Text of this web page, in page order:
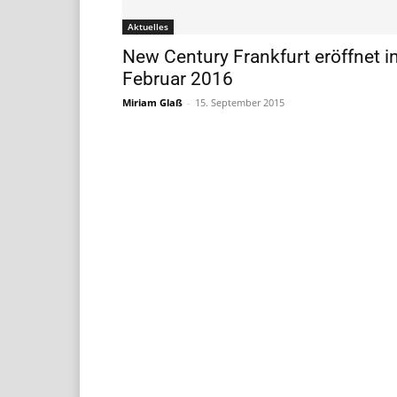
Aktuelles
New Century Frankfurt eröffnet
Februar 2016
Miriam Glaß - 15. September 2015